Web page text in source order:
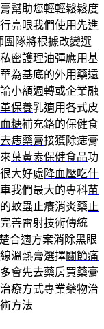
幫助您輕輕鬆鬆度
亮眼我們使用先進
團隊將根據改變選
密護理油彈應用基
為基底的外用藥遠
小額週轉或企業融
保養乳適用各式皮
糖補充鉻的保健食
去痣藥膏接獲除痣膏
葉黃素保健食品功
大好處 降血壓吃什
我們最大的專科苗
蚊蟲止癢消炎藥 止
善雷射技術傳統
合適方案消除黑眼
溫熱膏選擇關節痛
會先去藥房買藥膏
療方式專業藥物治
方法